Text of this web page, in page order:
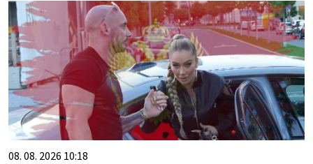
08. 08. 2026 10:18